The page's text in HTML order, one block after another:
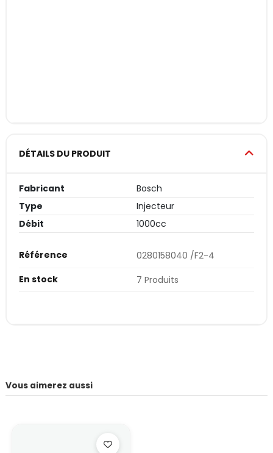
DÉTAILS DU PRODUIT
Fabricant
Bosch
Type
Injecteur
Débit
1000cc
Référence
0280158040 /F2-4
En stock
7 Produits
Vous aimerez aussi